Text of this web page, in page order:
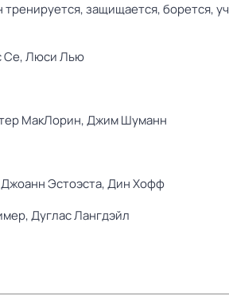
защищается, борется,
Се,Люси Лью
МакЛорин,Джим Шуманн
Джоанн Эстоэста,Дин Хофф
Дуглас Лангдэйл